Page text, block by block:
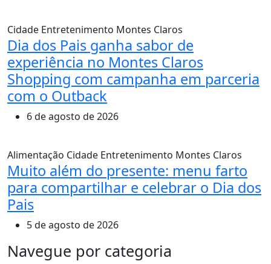
Cidade Entretenimento Montes Claros
Dia dos Pais ganha sabor de
experiência no Montes Claros
Shopping com campanha em parceria
com o Outback
6 de agosto de 2026
Alimentação Cidade Entretenimento Montes Claros
Muito além do presente: menu farto
para compartilhar e celebrar o Dia dos
Pais
5 de agosto de 2026
MAIS VISTOS
Navegue por categoria